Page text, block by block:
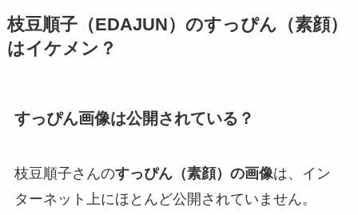
枝豆順子（EDAJUN）のすっぴん（素顔）
はイケメン？
すっぴん画像は公開されている？
枝豆順子さんのすっぴん（素顔）の画像は、イン
ターネット上にほとんど公開されていません。